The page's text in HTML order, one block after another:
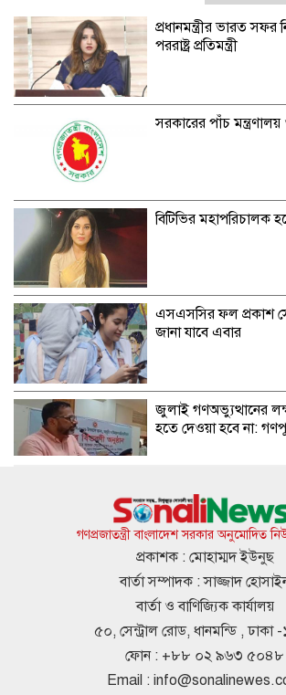
প্রধানমন্ত্রীর ভারত সফর
পররাষ্ট্র প্রতিমন্ত্রী
সরকারের পাঁচ
বিটিভির মহাপরিচালক
এসএসসির ফল প্রকাশ
জানা যাবে এবার
জুলাই গণঅভ্যুত্থানের
হতে দেওয়া হবে না:
বিমানবন্দরে ভিআইপি-
সিদ্ধান্ত
রুশ পারমাণবিক
অভিযানে বাংলাদেশী
গণপ্রজাতন্ত্রী বাংলাদেশ সরকার অনুমোদিত
প্রকাশক : মোহাম্মদ ইউনুছ
বার্তা সম্পাদক : সাজ্জাদ
বার্তা ও বাণিজ্যিক কার্যালয়
৫০, সেন্ট্রাল রোড, ধানমন্ডি , ঢাকা
ফোন : +৮৮ ০২ ৯৬৩ ৫০৪৮
Email :